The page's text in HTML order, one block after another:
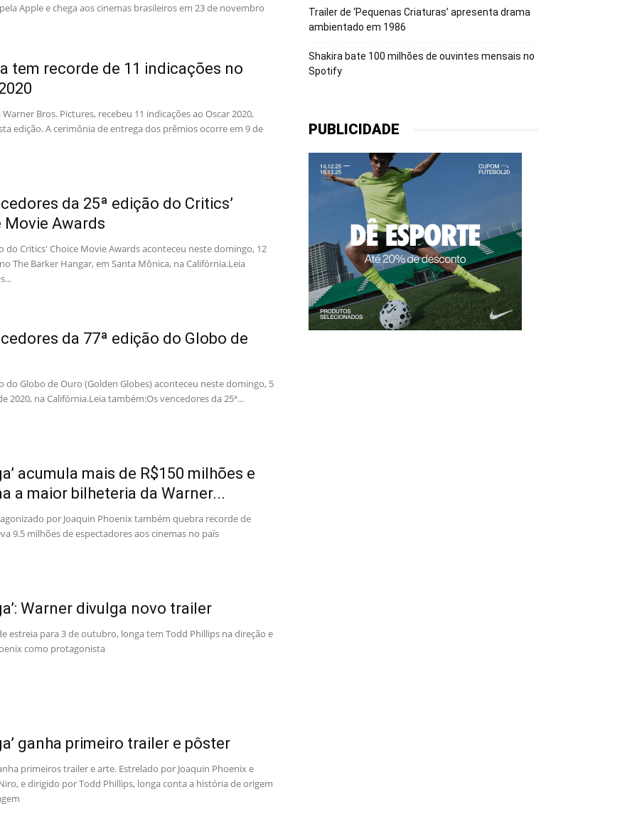
Apple e chega aos cinemas brasileiros em 23 de novembro
tem recorde de 11 indicações no
Bros. Pictures, recebeu 11 indicações ao Oscar 2020,
edição. A cerimônia de entrega dos prêmios ocorre em 9 de
da 25ª edição do Critics’
Movie Awards
do Critics' Choice Movie Awards aconteceu neste domingo, 12
The Barker Hangar, em Santa Mônica, na Califórnia.Leia
da 77ª edição do Globo de
do Globo de Ouro (Golden Globes) aconteceu neste domingo, 5
2020, na Califórnia.Leia também:Os vencedores da 25ª...
acumula mais de R$150 milhões e
a maior bilheteria da Warner...
por Joaquin Phoenix também quebra recorde de
9.5 milhões de espectadores aos cinemas no país
Warner divulga novo trailer
estreia para 3 de outubro, longa tem Todd Phillips na direção e
como protagonista
ganha primeiro trailer e pôster
primeiros trailer e arte. Estrelado por Joaquin Phoenix e
e dirigido por Todd Phillips, longa conta a história de origem
Trailer de ‘Pequenas Criaturas’ apresenta drama
ambientado em 1986
Shakira bate 100 milhões de ouvintes mensais no
Spotify
PUBLICIDADE